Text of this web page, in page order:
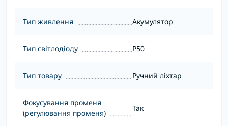
Тип живлення Акумулятор
Тип світлодіоду P50
Тип товару Ручний ліхтар
Фокусування променя
(регулювання променя)
Так